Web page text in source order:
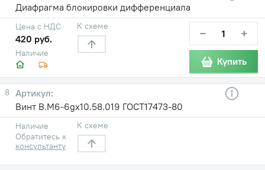
Диафрагма блокировки дифференциала
Наличие
Цена с НДС
420 руб.
К схеме − +
Купить
8
Винт В.М6-6gх10.58.019 ГОСТ17473-80
Наличие
Обратитесь к
консультанту
К схеме